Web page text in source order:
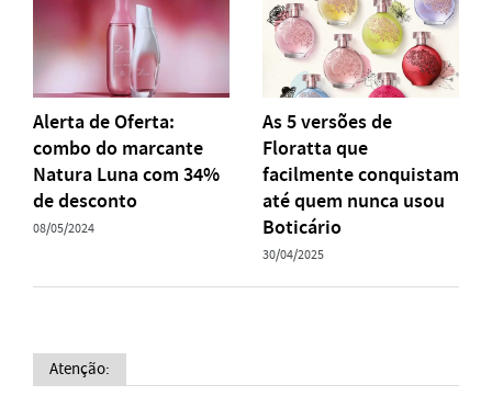
Alerta de Oferta:
combo do marcante
Natura Luna com 34%
de desconto
08/05/2024
As 5 versões de
Floratta que
facilmente conquistam
até quem nunca usou
Boticário
30/04/2025
Atenção: